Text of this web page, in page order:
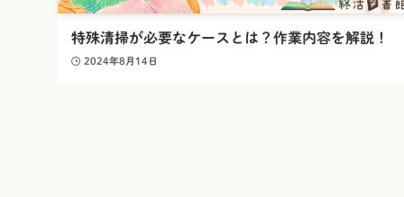
特殊清掃が必要なケースとは？作業内容を解説！
2024年8月14日